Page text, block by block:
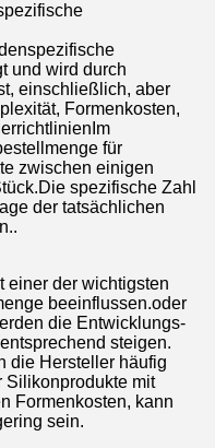
und wird durch
einschließlich, aber
Formenkosten,
für
zwischen einigen
spezifische Zahl
der tatsächlichen
einer der wichtigsten
beeinflussen.oder
die Entwicklungs-
steigen.
die Hersteller häufig
Silikonprodukte mit
Formenkosten, kann
sein.